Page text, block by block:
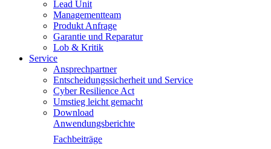
Lead Unit
Managementteam
Produkt Anfrage
Garantie und Reparatur
Lob & Kritik
Service
Ansprechpartner
Entscheidungssicherheit und Service
Cyber Resilience Act
Umstieg leicht gemacht
Download
Anwendungsberichte
Fachbeiträge